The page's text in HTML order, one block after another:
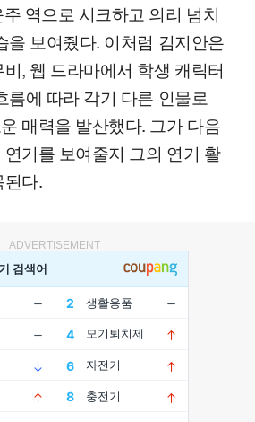
주 역으로 시크하고 의리 넘치
을 보여줬다. 이처럼 김지안은
, 웹 드라마에서 학생 캐릭터
름에 따라 각기 다른 인물로
매력을 발산했다. 그가 다음
기를 보여줄지 그의 연기 활
된다.
ADVERTISEMENT